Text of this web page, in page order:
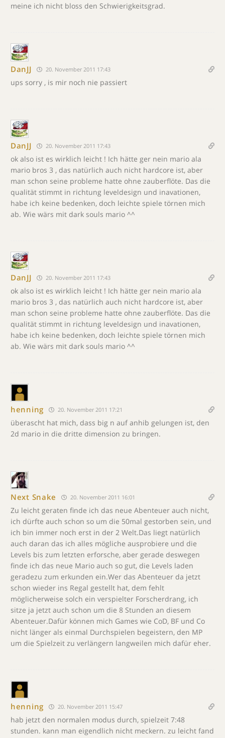
meine ich nicht bloss den Schwierigkeitsgrad.
DanJJ 20. November 2011 17:43
ups sorry , is mir noch nie passiert
DanJJ 20. November 2011 17:43
ok also ist es wirklich leicht ! Ich hätte ger nein mario ala
mario bros 3 , das natürlich auch nicht hardcore ist, aber
man schon seine probleme hatte ohne zauberflöte. Das die
qualität stimmt in richtung leveldesign und inavationen,
habe ich keine bedenken, doch leichte spiele törnen mich
ab. Wie wärs mit dark souls mario ^^
DanJJ 20. November 2011 17:43
ok also ist es wirklich leicht ! Ich hätte ger nein mario ala
mario bros 3 , das natürlich auch nicht hardcore ist, aber
man schon seine probleme hatte ohne zauberflöte. Das die
qualität stimmt in richtung leveldesign und inavationen,
habe ich keine bedenken, doch leichte spiele törnen mich
ab. Wie wärs mit dark souls mario ^^
henning 20. November 2011 17:21
überascht hat mich, dass big n auf anhib gelungen ist, den
2d mario in die dritte dimension zu bringen.
Next Snake 20. November 2011 16:01
Zu leicht geraten finde ich das neue Abenteuer auch nicht,
ich dürfte auch schon so um die 50mal gestorben sein, und
ich bin immer noch erst in der 2 Welt.Das liegt natürlich
auch daran das ich alles mögliche ausprobiere und die
Levels bis zum letzten erforsche, aber gerade deswegen
finde ich das neue Mario auch so gut, die Levels laden
geradezu zum erkunden ein.Wer das Abenteuer da jetzt
schon wieder ins Regal gestellt hat, dem fehlt
möglicherweise solch ein verspielter Forscherdrang, ich
sitze ja jetzt auch schon um die 8 Stunden an diesem
Abenteuer.Dafür können mich Games wie CoD, BF und Co
nicht länger als einmal Durchspielen begeistern, den MP
um die Spielzeit zu verlängern langweilen mich dafür eher.
henning 20. November 2011 15:47
hab jetzt den normalen modus durch, spielzeit 7:48
stunden. kann man eigendlich nicht meckern. zu leicht fand